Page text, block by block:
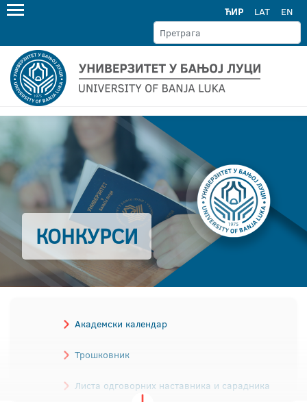
ЋИР LAT EN
КОНКУРСИ
Академски календар
Трошковник
Листа одговорних наставника и сарадника